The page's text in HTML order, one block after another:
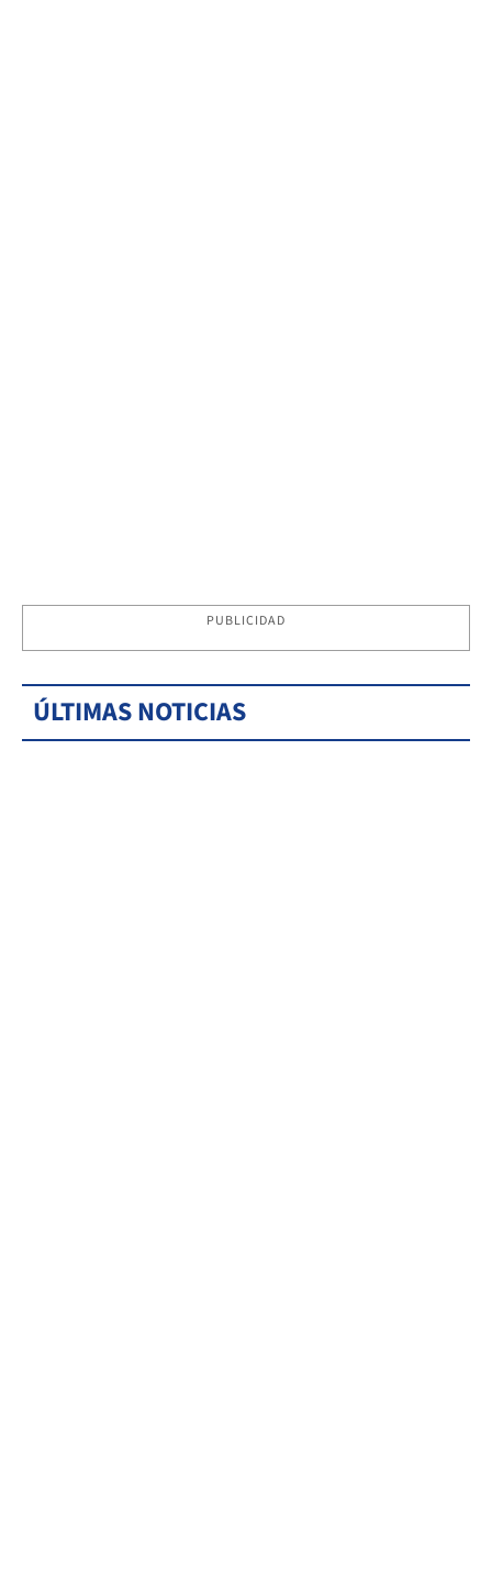
PUBLICIDAD
ÚLTIMAS NOTICIAS